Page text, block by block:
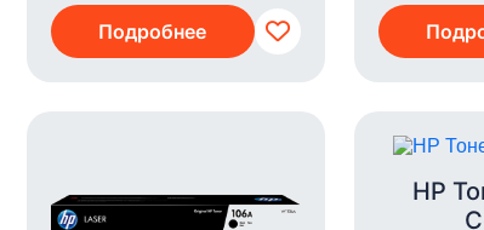
Подробнее
HP